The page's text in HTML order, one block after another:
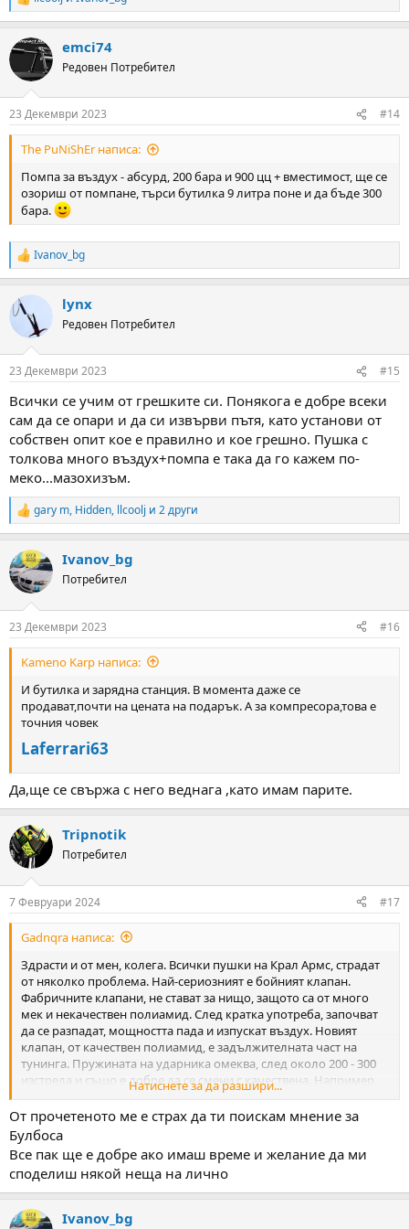
R
e
c
i
s
:
emci74
Редовен Потребител
23 Декември 2023 #14
The PuNiShEr написа:
Помпа за въздух - абсурд, 200 бара и 900 цц + вместимост, ще се
озориш от помпане, търси бутилка 9 литра поне и да бъде 300
бара.
R
e
c
t
i
s
Ivanov_bg
lynx
Редовен Потребител
23 Декември 2023 #15
Всички се учим от грешките си. Понякога е добре всеки
сам да се опари и да си извърви пътя, като установи от
собствен опит кое е правилно и кое грешно. Пушка с
толкова много въздух+помпа е така да го кажем по-
меко...мазохизъм.
R
e
c
t
i
s
:
gary m, Hidden, llcoolj и 2 други
Ivanov_bg
Потребител
23 Декември 2023 #16
Kameno Karp написа:
И бутилка и зарядна станция. В момента даже се
продават,почти на цената на подарък. А за компресора,това е
точния човек
Laferrari63
Да,ще се свържа с него веднага ,като имам парите.
Tripnotik
Потребител
7 Февруари 2024 #17
Gadnqra написа:
Здрасти и от мен, колега. Всички пушки на Крал Армс, страдат
от няколко проблема. Най-сериозният е бойният клапан.
Фабричните клапани, не стават за нищо, защото са от много
мек и некачествен полиамид. След кратка употреба, започват
да се разпадат, мощността пада и изпускат въздух. Новият
клапан, от качествен полиамид, е задължителната част на
тунинга. Пружината на ударника омеква, след около 200 - 300
изстрела и също е добре да се смени с качествена. Например
щанцова - синя серия. За тази цел, пък трябва да се разшири и
отворът на ударника. Полира се входът на цевта, разширяват се
отворите на клапанното тяло и трансферпорта, пружината на
клапана също се сменя и т.н. Едно от най-важните неща, е да се
смени и задната бутилка с 250 барова. От завода, пушката идва
с 200 барова бутилка, която на всичкото отгоре е и винаги
наранена, от стопорния болт на приклада.
Добре се представя със слъгове JSB Knockout 2,2 грама и HN 36
Натиснете за да разшири...
От прочетеното ме е страх да ти поискам мнение за
Булбоса
Все пак ще е добре ако имаш време и желание да ми
споделиш някой неща на лично
Ivanov_bg